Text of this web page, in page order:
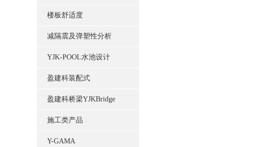
楼板舒适度
减隔震及弹塑性分析
YJK-POOL水池设计
盈建科装配式
盈建科桥梁YJKBridge
施工类产品
Y-GAMA